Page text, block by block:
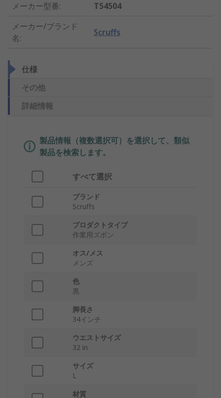
メーカー型番:
T54504
メーカー/ブランド
名:
Scruffs
仕様
その他
詳細情報
製品情報（複数選択可）を選択して、類似
製品を検索します。
すべて選択
ブランド
Scruffs
プロダクトタイプ
作業用ズボン
オス/メス
メンズ
色
黒
脚長さ
34インチ
ウエストサイズ
32 in
サイズ
L
材質